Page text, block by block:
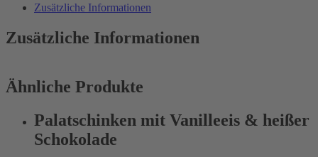
Zusätzliche Informationen
Zusätzliche Informationen
Ähnliche Produkte
Palatschinken mit Vanilleeis & heißer
Schokolade